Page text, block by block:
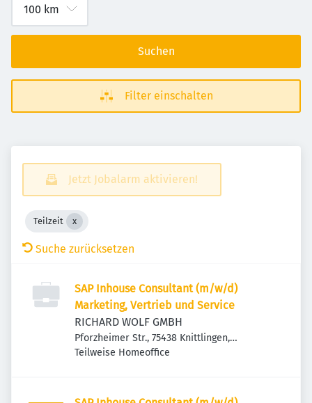
Suchen
Filter einschalten
Jetzt Jobalarm aktivieren!
Teilzeit
Suche zurücksetzen
SAP Inhouse Consultant (m/w/d)
Marketing, Vertrieb und Service
RICHARD WOLF GMBH
Pforzheimer Str., 75438 Knittlingen,
Deutschland
Teilweise Homeoffice